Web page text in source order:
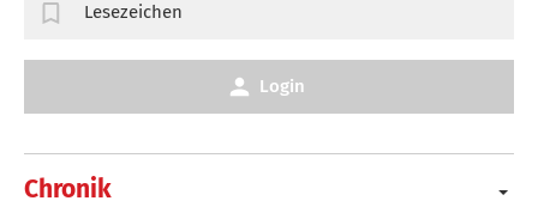
Chronik
Lesezeichen
Login